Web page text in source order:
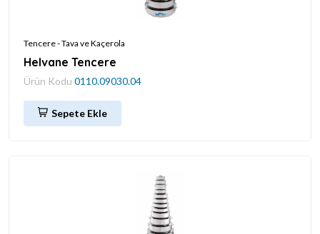
Tencere - Tava ve Kaçerola
Helvane Tencere
Ürün Kodu 0110.09030.04
Sepete Ekle